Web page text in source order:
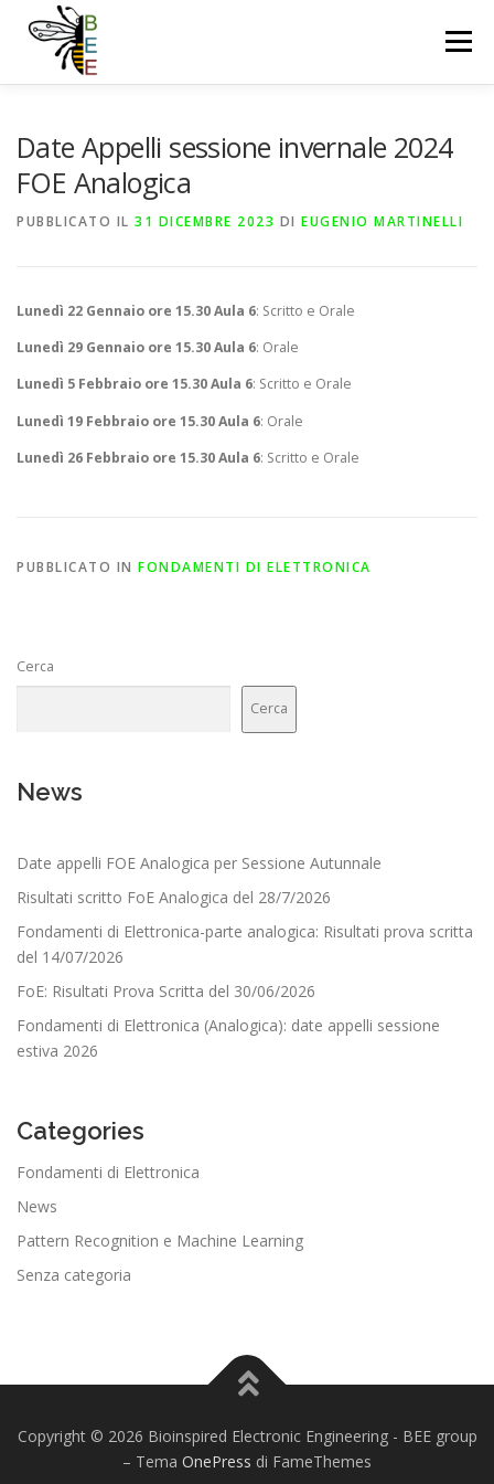
contenuto
Menu
Date Appelli sessione invernale 2024
FOE Analogica
PUBBLICATO IL 31 DICEMBRE 2023 DI EUGENIO MARTINELLI
Lunedì 22 Gennaio ore 15.30 Aula 6: Scritto e Orale
Lunedì 29 Gennaio ore 15.30 Aula 6: Orale
Lunedì 5 Febbraio ore 15.30 Aula 6: Scritto e Orale
Lunedì 19 Febbraio ore 15.30 Aula 6: Orale
Lunedì 26 Febbraio ore 15.30 Aula 6: Scritto e Orale
PUBBLICATO IN FONDAMENTI DI ELETTRONICA
Cerca
Cerca
News
Date appelli FOE Analogica per Sessione Autunnale
Risultati scritto FoE Analogica del 28/7/2026
Fondamenti di Elettronica-parte analogica: Risultati prova scritta
del 14/07/2026
FoE: Risultati Prova Scritta del 30/06/2026
Fondamenti di Elettronica (Analogica): date appelli sessione
estiva 2026
Categories
Fondamenti di Elettronica
News
Pattern Recognition e Machine Learning
Senza categoria
Copyright © 2026 Bioinspired Electronic Engineering - BEE group
– Tema OnePress di FameThemes